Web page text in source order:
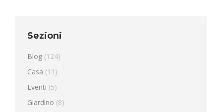
Sezioni
Blog (124)
Casa (11)
Eventi (5)
Giardino (8)